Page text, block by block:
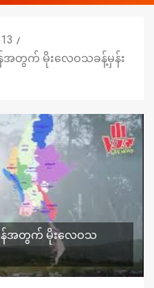
13
န်အတွက် မိုးလေဝသခန့်မှန်း
ြန်အတွက် မိုးလေဝသ